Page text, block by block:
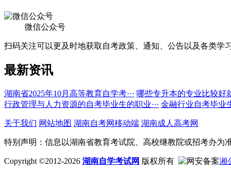
微信公众号
扫码关注可以更及时地获取自考政策、通知、公告以及各类学
最新资讯
湖南省2025年10月高等教育自学考··· 哪些专升本的专业比较好
行政管理与人力资源的自考毕业生的职业··· 金融行业自考毕业
关于我们 网站地图 湖南自考网移动端 湖南成人高考网
特别声明：信息以湖南省教育考试院、高校继教院或招考办为
Copyright ©2012-2026 湖南自学考试网 版权所有 湘